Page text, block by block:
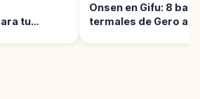
tu
Onsen en Gifu: 8
termales de Gero a